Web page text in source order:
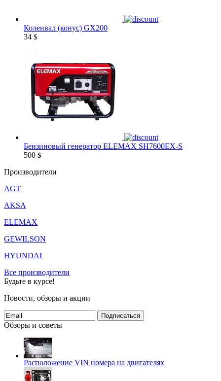
Коленвал (конус) GX200
34 $
Бензиновый генератор ELEMAX SH7600EX-S
500 $
Производители
AGT
AKSA
ELEMAX
GEWILSON
HYUNDAI
Все производители
Будьте в курсе!
Новости, обзоры и акции
Подписаться
Обзоры и советы
Расположение VIN номера на двигателях